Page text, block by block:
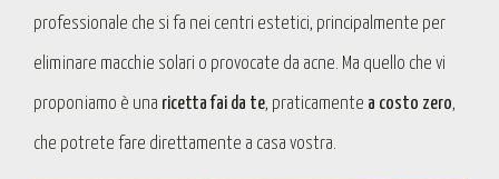
professionale che si fa nei centri estetici, principalmente per
eliminare macchie solari o provocate da acne. Ma quello che vi
proponiamo è una ricetta fai da te, praticamente a costo zero,
che potrete fare direttamente a casa vostra.